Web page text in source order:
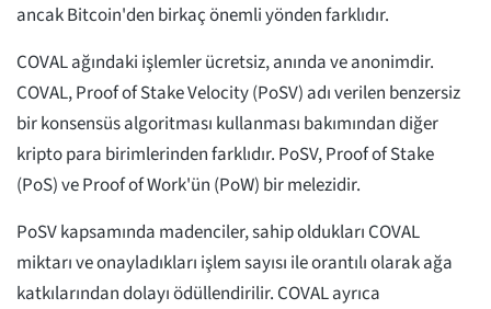
ancak Bitcoin'den birkaç önemli yönden farklıdır.
COVAL ağındaki işlemler ücretsiz, anında ve anonimdir.
COVAL, Proof of Stake Velocity (PoSV) adı verilen benzersiz
bir konsensüs algoritması kullanması bakımından diğer
kripto para birimlerinden farklıdır. PoSV, Proof of Stake
(PoS) ve Proof of Work'ün (PoW) bir melezidir.
PoSV kapsamında madenciler, sahip oldukları COVAL
miktarı ve onayladıkları işlem sayısı ile orantılı olarak ağa
katkılarından dolayı ödüllendirilir. COVAL ayrıca